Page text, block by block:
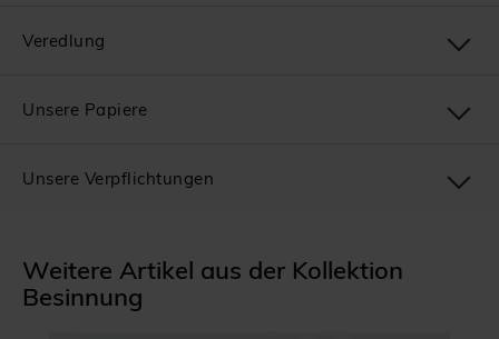
Weitere Artikel aus der Kollektion
Besinnung
Veredlung
Unsere Papiere
Unsere Verpflichtungen